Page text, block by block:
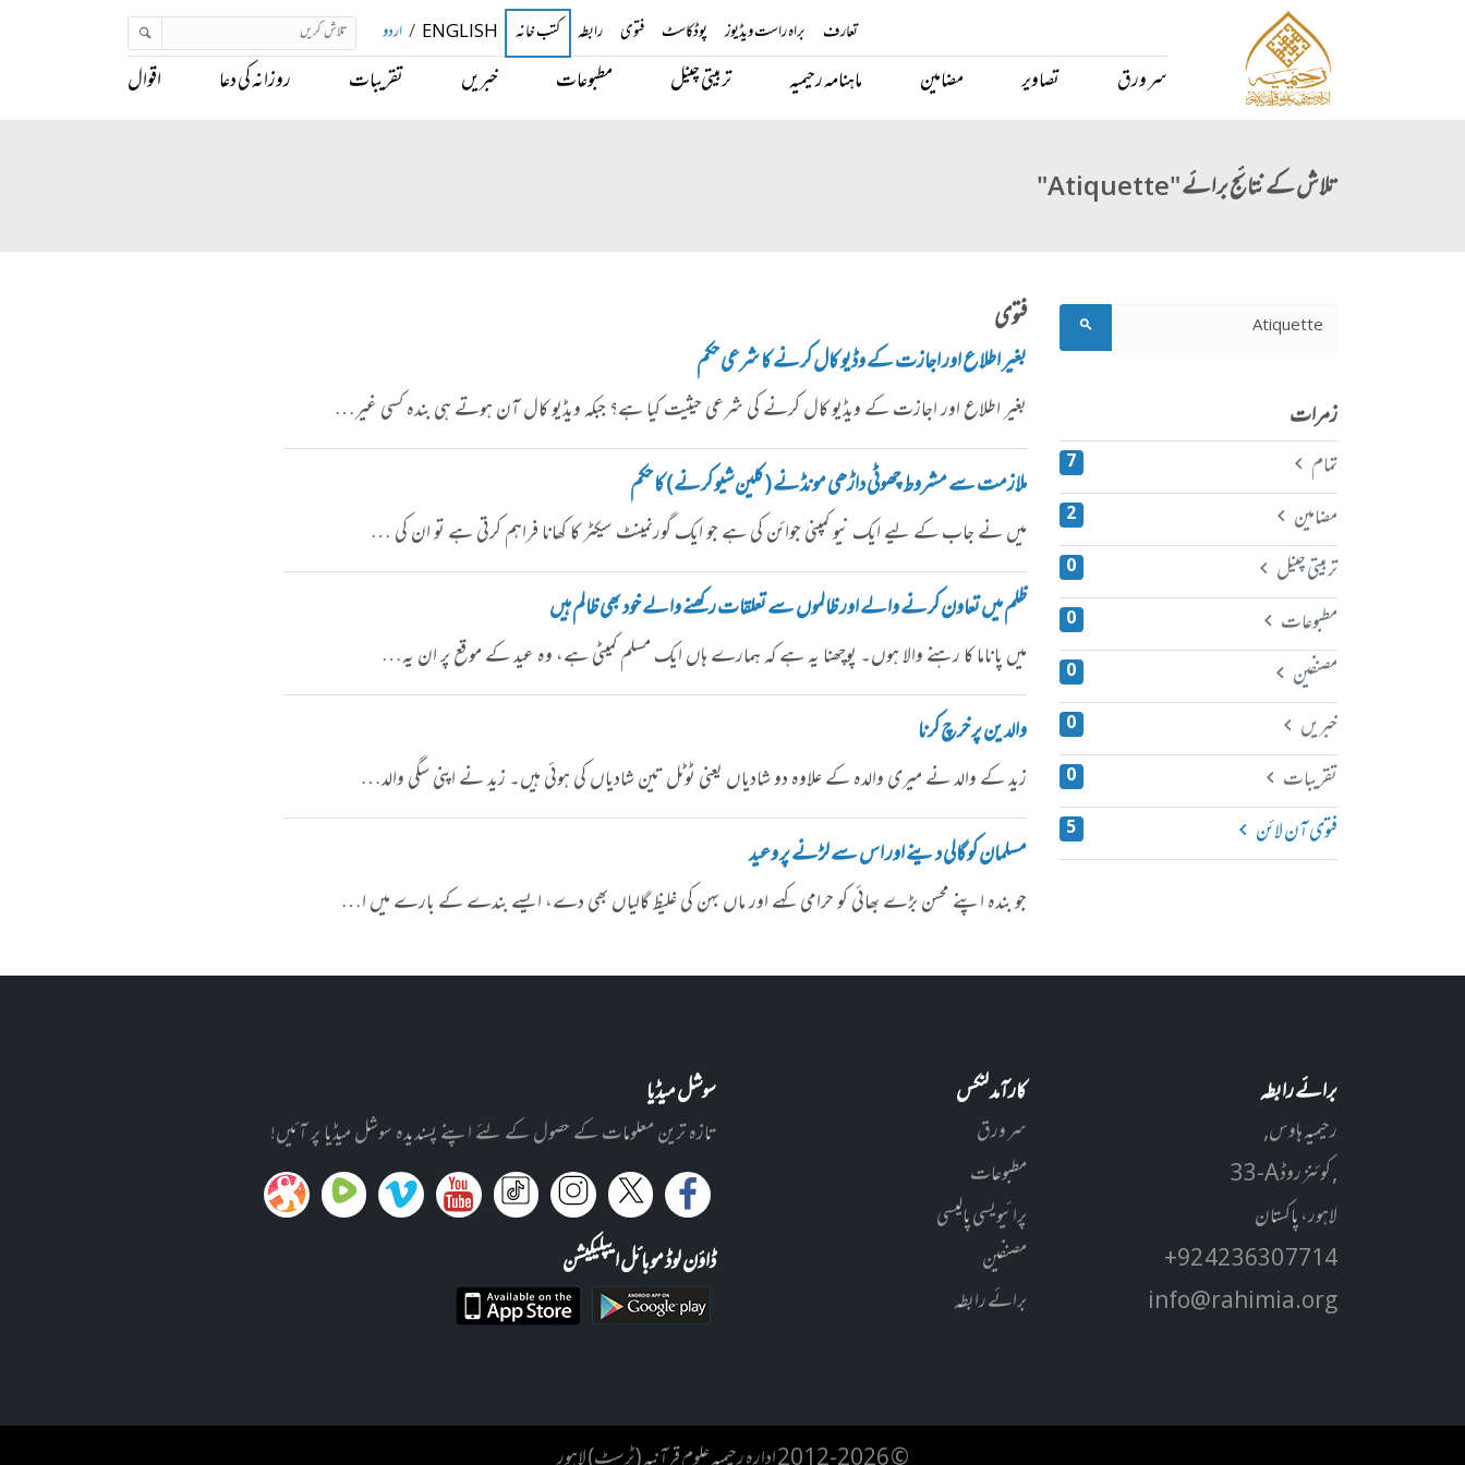
تعارف براہ راست ویڈیوز پوڈکاسٹ فتوی رابطہ کتب خانہ ENGLISH
/ اردو
سر ورق تصاویر مضامین ماہنامہ رحیمیہ تربیتی چینل مطبوعات خبریں تقریبات روزانہ کی دعا اقوال
تلاش کے نتائج برائے "Atiquette"
زمرات
تمام 7
مضامین 2
تربیتی چینل 0
مطبوعات 0
مصنفین 0
خبریں 0
تقریبات 0
فتوی آن لائن 5
فتوی
بغیر اطلاع اور اجازت کے وڈیو کال کرنے کا شرعی حکم
بغیر اطلاع اور اجازت کے ویڈیو کال کرنے کی شرعی حیثیت کیا ہے؟ جبکہ ویڈیو کال آن ہوتے ہی بندہ کسی غیر…
ملازمت سے مشروط چھوٹی داڑھی مونڈنے (کلین شیو کرنے) کا حکم
میں نے جاب کے لیے ایک نیو کمپنی جوائن کی ہے جو ایک گورنمینٹ سیکٹر کا کھانا فراہم کرتی ہے تو ان کی …
ظلم میں تعاون کرنے والے اور ظالموں سے تعلقات رکھنے والے خود بھی ظالم ہیں
​​میں پاناما کا رہنے والا ہوں۔ پوچھنا یہ ہے کہ ہمارے ہاں ایک مسلم کمیٹی ہے، وہ عید کے موقع پر ان یہ…
والدین پر خرچ کرنا
زید کے والد نے میری والدہ کے علاوہ دو شادیاں یعنی ٹوٹل تین شادیاں کی ہوئی ہیں۔ زید نے اپنی سگی والد…
مسلمان کو گالی دینے اور اس سے لڑنے پر وعید
جو بندہ اپنے محسن بڑے بھائی کو حرامی کہے اور ماں بہن کی غلیظ گالیاں بھی دے، ایسے بندے کے بارے میں ا…
برائے رابطہ
رحیمیہ ہاوس,
33-A کوئنز روڈ ,
لاہور، پاکستان
+92 42 3630 7714
info@rahimia.org
کارآمد لنکس
سر ورق
مطبوعات
پرائیویسی پالیسی
مصنفین
برائے رابطہ
سوشل میڈیا
تازہ ترین معلومات کے حصول کے لئے اپنے پسندیدہ سوشل میڈیا پر آئیں!
ڈاؤن لوڈ موبائل ایپلیکیشن